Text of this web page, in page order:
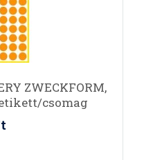
ZWECKFORM,
csomag